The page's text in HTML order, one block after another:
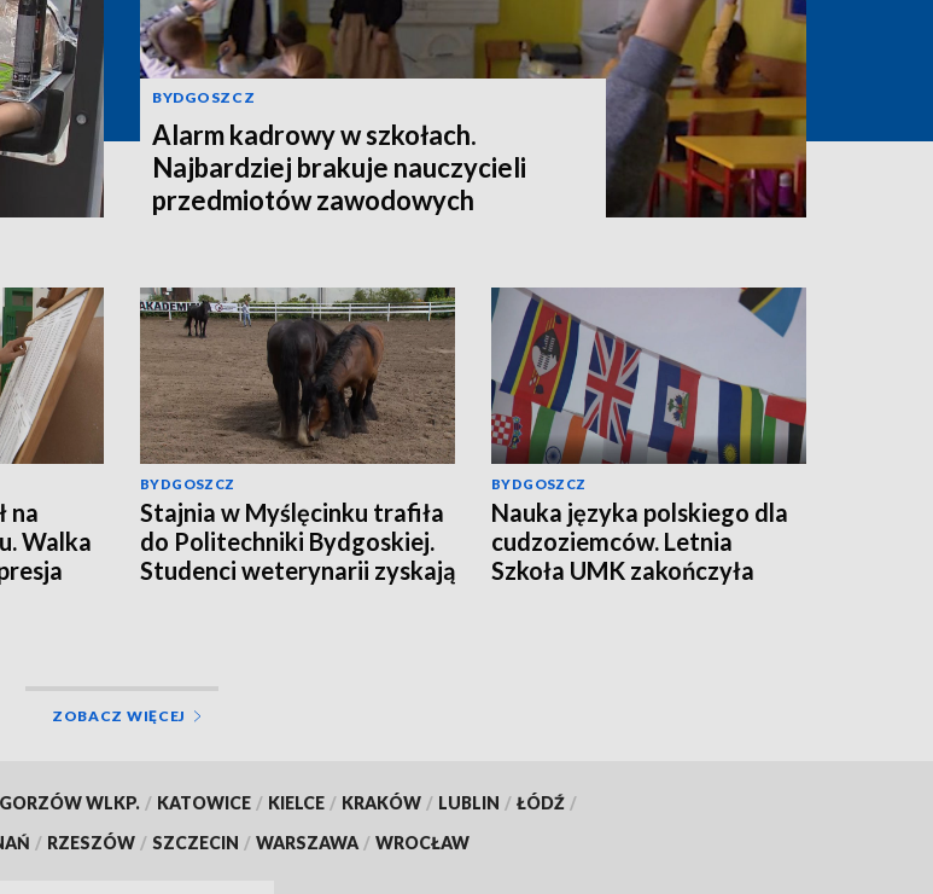
BYDGOSZCZ
Alarm kadrowy w szkołach.
Najbardziej brakuje nauczycieli
przedmiotów zawodowych
na
Walka
BYDGOSZCZ
Stajnia w Myślęcinku trafiła
do Politechniki Bydgoskiej.
Studenci weterynarii zyskają
BYDGOSZCZ
Nauka języka polskiego dla
cudzoziemców. Letnia
Szkoła UMK zakończyła
ZOBACZ WIĘCEJ
GORZÓW WLKP. / KATOWICE / KIELCE / KRAKÓW / LUBLIN / ŁÓDŹ /
/ RZESZÓW / SZCZECIN / WARSZAWA / WROCŁAW